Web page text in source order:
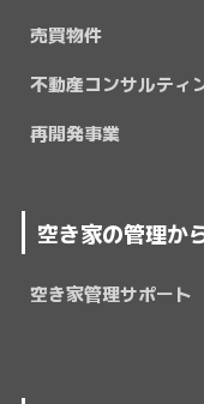
売買物件
不動産コンサルティ
再開発事業
空き家の管理か
空き家管理サポート